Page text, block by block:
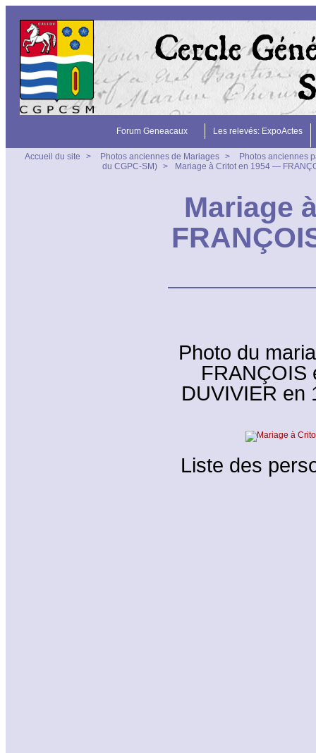
Forum Geneacaux Les relevés: ExpoActes
Accueil du site > Photos anciennes de Mariages >
Photos anciennes
du CGPC-SM) > Mariage à Critot en 1954 —
Mariage
Photo du
FRANÇOIS
DUVIVIER en
Liste des